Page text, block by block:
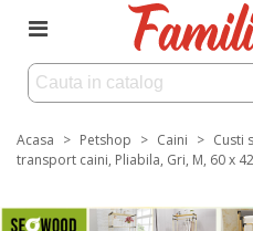
Acasa > Petshop > Caini > Custi
transport caini, Pliabila, Gri, M, 60 x